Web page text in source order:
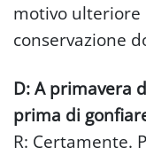
motivo
conservazione
D: A primavera
prima di
R: Certamente.